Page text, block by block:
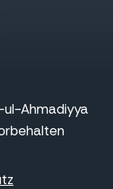
Ahmadiyya